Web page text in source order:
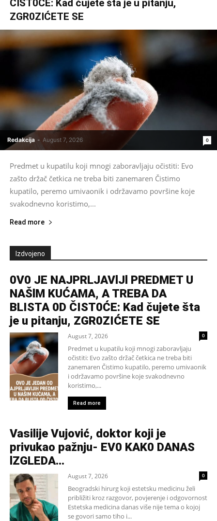
ČIST0ĆE: Kad čujete šta je u pitanju,
ZGR0ZIĆETE SE
Redakcija - August 7, 2026 0
Predmet u kupatilu koji mnogi zaboravljaju očistiti: Evo
zašto držač četkica ne treba biti zanemaren Čistimo
kupatilo, peremo umivaonik i održavamo površine koje
svakodnevno koristimo,...
Read more
Izdvojeno
0V0 JE NAJPRLJAVlJl PREDMET U
NAŠlM KUĆAMA, A TREBA DA
BLISTA 0D ČIST0ĆE: Kad čujete šta
je u pitanju, ZGR0ZIĆETE SE
August 7, 2026 0
Predmet u kupatilu koji mnogi zaboravljaju
očistiti: Evo zašto držač četkica ne treba biti
zanemaren Čistimo kupatilo, peremo umivaonik
i održavamo površine koje svakodnevno
koristimo,...
Read more
Vasilije Vujović, doktor koji je
privukao pažnju- EV0 KAK0 DANAS
lZGLEDA…
August 7, 2026 0
Beogradski hirurg koji estetsku medicinu želi
približiti kroz razgovor, povjerenje i odgovornost
Estetska medicina danas više nije tema o kojoj
se govori samo tiho i...